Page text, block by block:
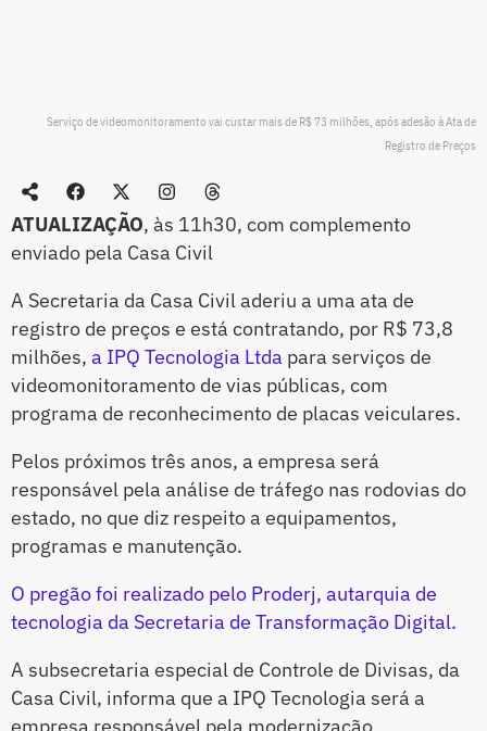
Serviço de videomonitoramento vai custar mais de R$ 73 milhões, após adesão à Ata de
Registro de Preços
ATUALIZAÇÃO, às 11h30, com complemento
enviado pela Casa Civil
A Secretaria da Casa Civil aderiu a uma ata de
registro de preços e está contratando, por R$ 73,8
milhões, a IPQ Tecnologia Ltda para serviços de
videomonitoramento de vias públicas, com
programa de reconhecimento de placas veiculares.
Pelos próximos três anos, a empresa será
responsável pela análise de tráfego nas rodovias do
estado, no que diz respeito a equipamentos,
programas e manutenção.
O pregão foi realizado pelo Proderj, autarquia de
tecnologia da Secretaria de Transformação Digital.
A subsecretaria especial de Controle de Divisas, da
Casa Civil, informa que a IPQ Tecnologia será a
empresa responsável pela modernização